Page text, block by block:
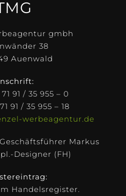
gmbh
38
Auenwald
91 / 35 955 – 0
91 / 35 955 – 18
werbeagentur.de
Geschäftsführer Markus
Designer (FH)
Handelsregister.